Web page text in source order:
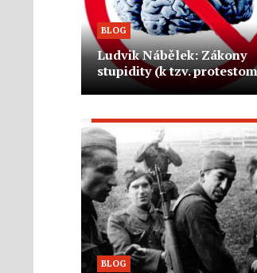
BLOG
Ludvik Nábělek: Zákony
stupidity (k tzv.
BLOG